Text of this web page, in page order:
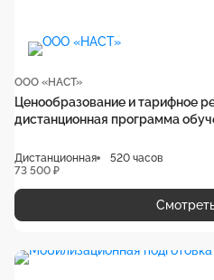
ООО «НАСТ»
Ценообразование и тарифное
дистанционная программа
Дистанционная
520 часов
73 500 ₽